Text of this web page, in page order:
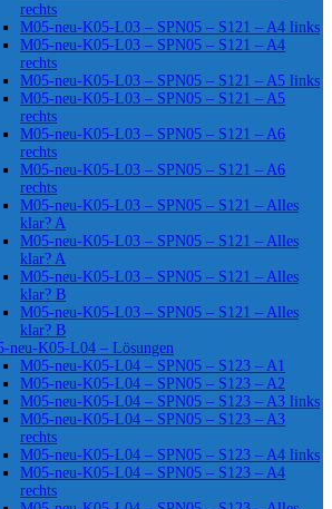
rechts
M05-neu-K05-L03 – SPN05 – S121 – A4 links
M05-neu-K05-L03 – SPN05 – S121 – A4
rechts
M05-neu-K05-L03 – SPN05 – S121 – A5 links
M05-neu-K05-L03 – SPN05 – S121 – A5
rechts
M05-neu-K05-L03 – SPN05 – S121 – A6
rechts
M05-neu-K05-L03 – SPN05 – S121 – A6
rechts
M05-neu-K05-L03 – SPN05 – S121 – Alles
klar? A
M05-neu-K05-L03 – SPN05 – S121 – Alles
klar? A
M05-neu-K05-L03 – SPN05 – S121 – Alles
klar? B
M05-neu-K05-L03 – SPN05 – S121 – Alles
klar? B
neu-K05-L04 – Lösungen
M05-neu-K05-L04 – SPN05 – S123 – A1
M05-neu-K05-L04 – SPN05 – S123 – A2
M05-neu-K05-L04 – SPN05 – S123 – A3 links
M05-neu-K05-L04 – SPN05 – S123 – A3
rechts
M05-neu-K05-L04 – SPN05 – S123 – A4 links
M05-neu-K05-L04 – SPN05 – S123 – A4
rechts